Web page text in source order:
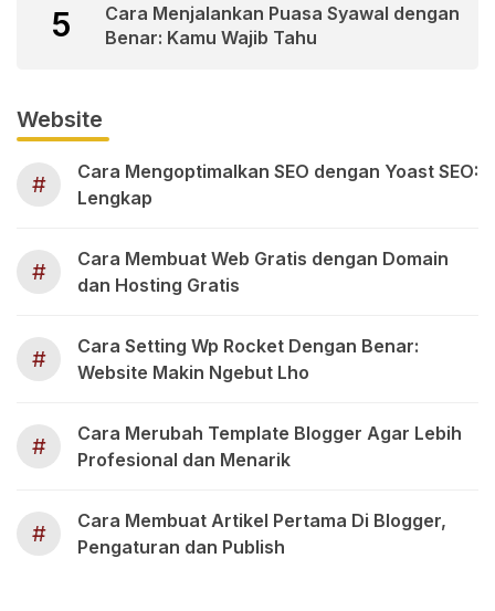
5
Cara Menjalankan Puasa Syawal dengan
Benar: Kamu Wajib Tahu
Website
#
Cara Mengoptimalkan SEO dengan Yoast SEO:
Lengkap
#
Cara Membuat Web Gratis dengan Domain
dan Hosting Gratis
#
Cara Setting Wp Rocket Dengan Benar:
Website Makin Ngebut Lho
#
Cara Merubah Template Blogger Agar Lebih
Profesional dan Menarik
#
Cara Membuat Artikel Pertama Di Blogger,
Pengaturan dan Publish